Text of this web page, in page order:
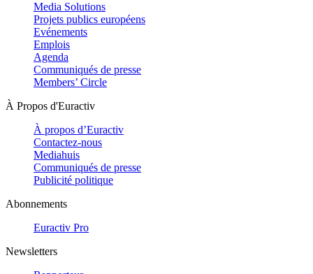
Media Solutions
Projets publics européens
Evénements
Emplois
Agenda
Communiqués de presse
Members’ Circle
À Propos d'Euractiv
À propos d’Euractiv
Contactez-nous
Mediahuis
Communiqués de presse
Publicité politique
Abonnements
Euractiv Pro
Newsletters